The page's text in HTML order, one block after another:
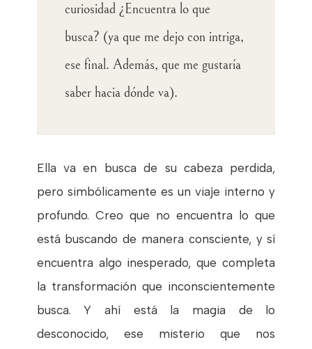
curiosidad ¿Encuentra lo que
busca? (ya que me dejo con intriga,
ese final. Además, que me gustaría
saber hacia dónde va).
Ella va en busca de su cabeza perdida,
pero simbólicamente es un viaje interno y
profundo. Creo que no encuentra lo que
está buscando de manera consciente, y sí
encuentra algo inesperado, que completa
la transformación que inconscientemente
busca. Y ahí está la magia de lo
desconocido, ese misterio que nos